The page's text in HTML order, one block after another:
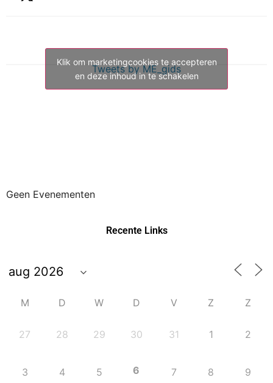
Tweets by ME_gids
Klik om marketingcookies te accepteren
en deze inhoud in te schakelen
Geen Evenementen
Recente Links
M D W D V Z Z
27 28 29 30 31 1 2
3 4 5 6 7 8 9